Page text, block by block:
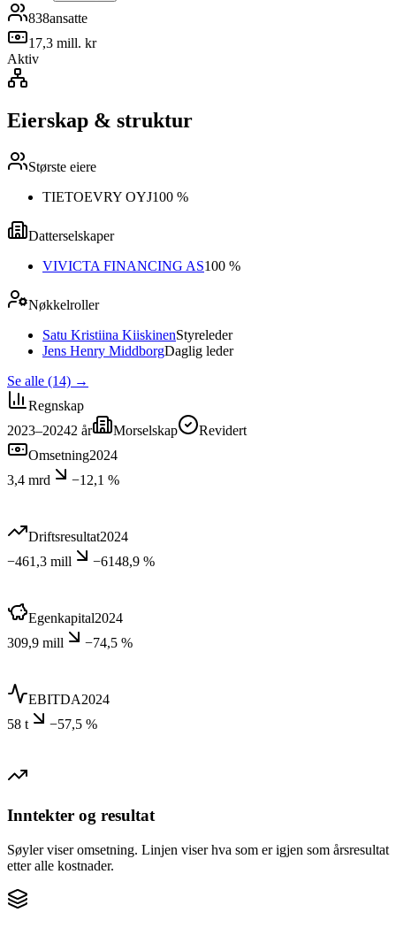
838ansatte
17,3 mill. kr
Aktiv
Eierskap & struktur
Største eiere
TIETOEVRY OYJ100 %
Datterselskaper
VIVICTA FINANCING AS100 %
Nøkkelroller
Satu Kristiina KiiskinenStyreleder
Jens Henry MiddborgDaglig leder
Se alle (14) →
Regnskap
2023–20242 år Morselskap
Revidert
Omsetning2024
3,4 mrd
−12,1 %
Driftsresultat2024
−461,3 mill
−6148,9 %
Egenkapital2024
309,9 mill
−74,5 %
EBITDA2024
58 t
−57,5 %
Inntekter og resultat
Søyler viser omsetning. Linjen viser hva som er igjen som årsresultat
etter alle kostnader.